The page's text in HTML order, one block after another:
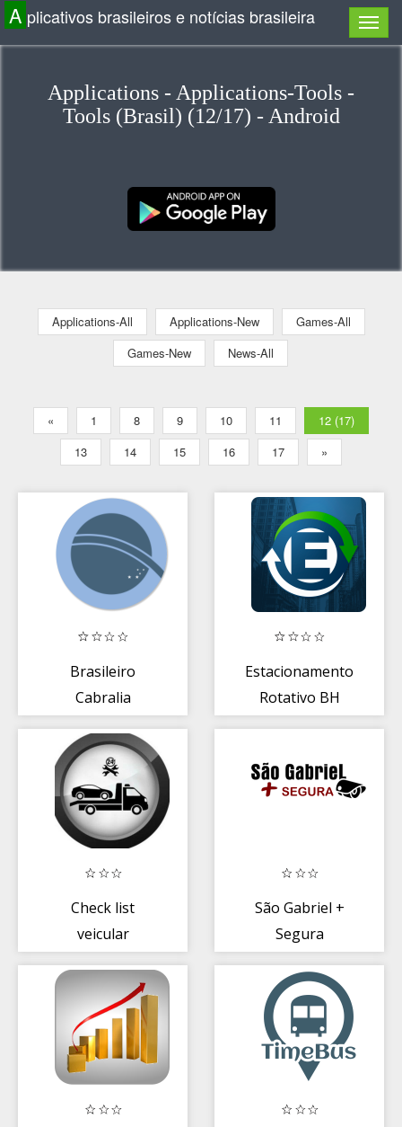
A plicativos brasileiros e notícias brasileira
Applications - Applications-Tools -
Tools (Brasil) (12/17) - Android
Applications-All Applications-New
Games-All
Games-New
News-All
« 1 8 9 10 11
12 (17)
13
14 15 16 17 »
Brasileiro
Cabralia
Estacionamento
Rotativo BH
Check list
veicular
São Gabriel +
Segura